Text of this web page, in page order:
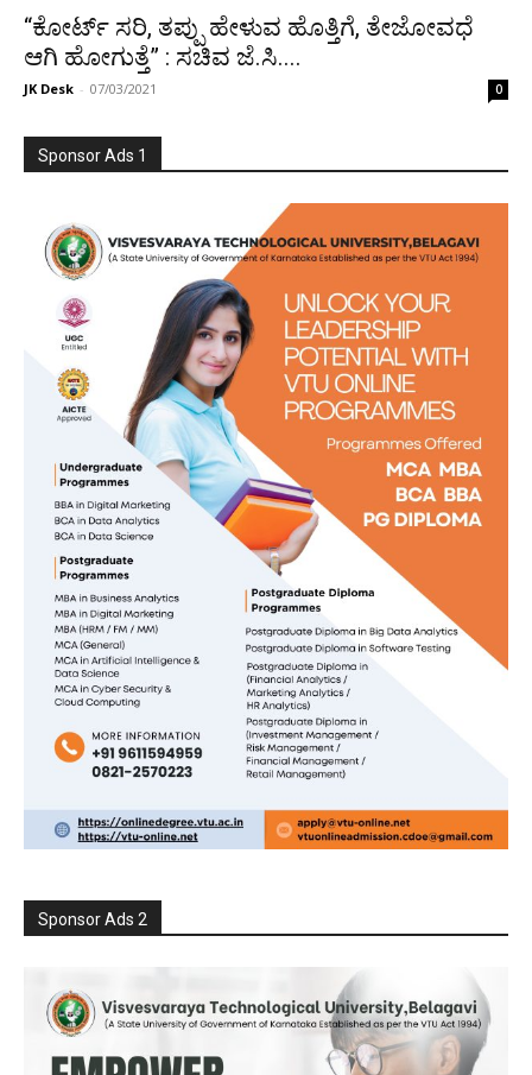
“ಕೋರ್ಟ್ ಸರಿ, ತಪ್ಪು ಹೇಳುವ ಹೊತ್ತಿಗೆ, ತೇಜೋವಧೆ
ಆಗಿ ಹೋಗುತ್ತೆ” : ಸಚಿವ ಜೆ.ಸಿ....
JK Desk - 07/03/2021 0
Sponsor Ads 1
Sponsor Ads 2